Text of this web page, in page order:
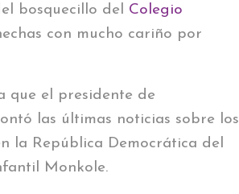
bosquecillo del Colegio
con mucho cariño por
que el presidente de
las últimas noticias sobre los
la República Democrática del
Monkole.